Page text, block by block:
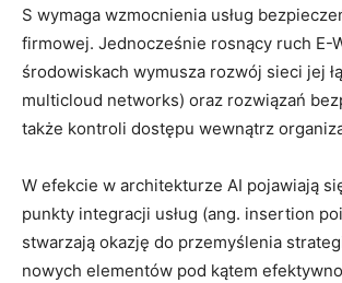
S wymaga wzmocnienia usług
firmowej. Jednocześnie rosnący ruch E-
środowiskach wymusza rozwój sieci jej
multicloud networks) oraz rozwiązań
także kontroli dostępu wewnątrz
W efekcie w architekturze AI pojawiają
punkty integracji usług (ang. insertion
stwarzają okazję do przemyślenia
nowych elementów pod kątem